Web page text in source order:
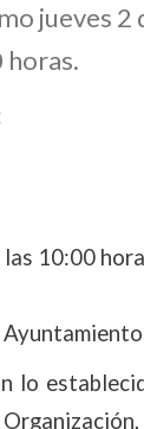
jueves 2
horas.
10:00
Ayuntamiento
lo